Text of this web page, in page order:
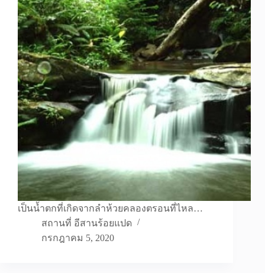
เป็นน้ำตกที่เกิดจากลำห้วยคลองตรอนที่ไหล…
สถานที่ อีสานร้อยแปด
กรกฎาคม 5, 2020